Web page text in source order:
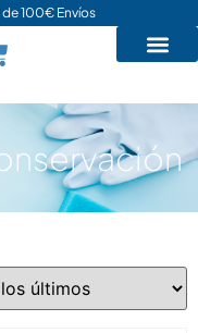
de 100€ Envíos